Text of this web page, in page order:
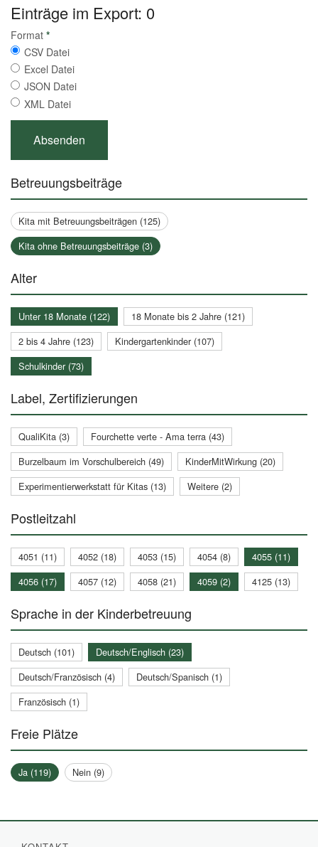
Einträge im Export: 0
Format *
CSV Datei
Excel Datei
JSON Datei
XML Datei
Betreuungsbeiträge
Kita mit Betreuungsbeiträgen (125)
Kita ohne Betreuungsbeiträge (3)
Alter
Unter 18 Monate (122)
18 Monate bis 2 Jahre (121)
2 bis 4 Jahre (123)
Kindergartenkinder (107)
Schulkinder (73)
Label, Zertifizierungen
QualiKita (3)
Fourchette verte - Ama terra (43)
Burzelbaum im Vorschulbereich (49)
KinderMitWirkung (20)
Experimentierwerkstatt für Kitas (13)
Weitere (2)
Postleitzahl
4051 (11) 4052 (18) 4053 (15) 4054 (8)
4055 (11)
4056 (17)
4057 (12) 4058 (21) 4059 (2) 4125 (13)
Sprache in der Kinderbetreuung
Deutsch (101)
Deutsch/Englisch (23)
Deutsch/Französisch (4)
Deutsch/Spanisch (1)
Französisch (1)
Freie Plätze
Ja (119) Nein (9)